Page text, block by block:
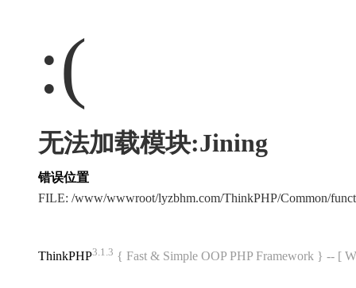
:(
无法加载模块:Jining
错误位置
FILE: /www/wwwroot/lyzbhm.com/ThinkPHP/Common/
ThinkPHP3.1.3 { Fast & Simple OOP PHP Framework } -- [